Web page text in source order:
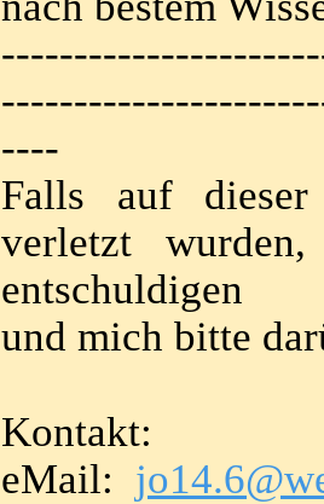
----
Falls auf dieser
verletzt
entschuldigen
und mich bitte
Kontakt:
eMail: